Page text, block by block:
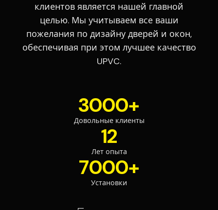
клиентов является нашей главной
целью. Мы учитываем все ваши
пожелания по дизайну дверей и окон,
обеспечивая при этом лучшее качество
UPVC.
3000
Довольные клиенты
12
Лет опыта
7000
Установки